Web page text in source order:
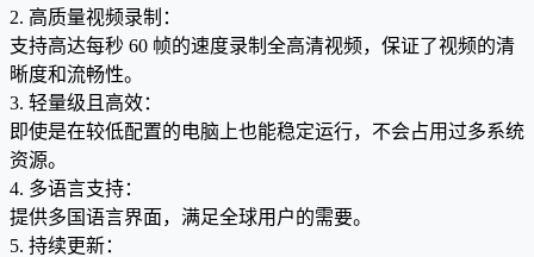
2. 高质量视频录制：
支持高达每秒 60 帧的速度录制全高清视频，保证了视频的清
晰度和流畅性。
3. 轻量级且高效：
即使是在较低配置的电脑上也能稳定运行，不会占用过多系统
资源。
4. 多语言支持：
提供多国语言界面，满足全球用户的需要。
5. 持续更新：